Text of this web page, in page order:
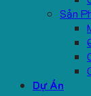
Sản
Dự Án